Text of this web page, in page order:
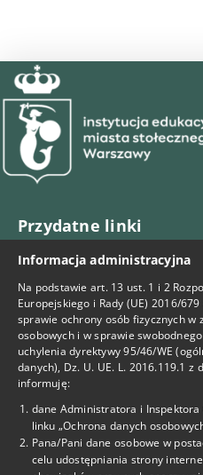
Przydatne linki
BIP
Facebook
Deklaracja Dostępności
tel. 22-825-69-15
Informacja administracyjna
Na podstawie art. 13 ust. 1 i 2
Europejskiego i Rady (UE) 2016/
sprawie ochrony osób fizycznych w
osobowych i w sprawie
uchylenia dyrektywy 95/46/WE
danych), Dz. U. UE. L. 2016.119.1 z
informuję:
dane Administratora i
linku „Ochrona danych
Pana/Pani dane osobowe w
celu udostępniania strony